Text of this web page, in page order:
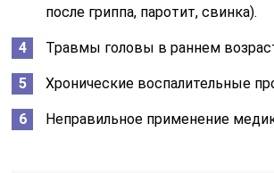
после гриппа, паротит, свинка).
Травмы головы в раннем
Хронические воспалительные
Неправильное применение